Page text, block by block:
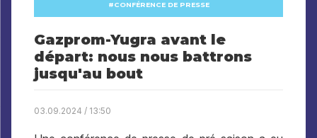
CONFÉRENCE DE PRESSE
Gazprom-Yugra avant le
départ: nous nous battrons
jusqu'au bout
03.09.2024 / 13:50